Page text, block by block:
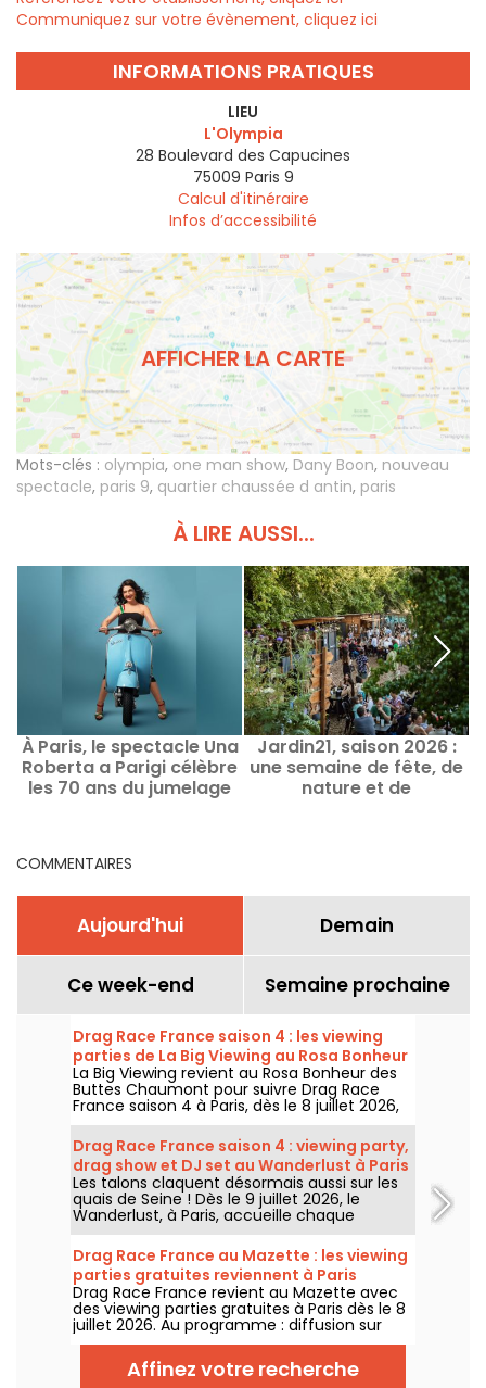
Communiquez sur votre évènement, cliquez ici
INFORMATIONS PRATIQUES
LIEU
L'Olympia
28 Boulevard des Capucines
75009 Paris 9
Calcul d'itinéraire
Infos d’accessibilité
AFFICHER LA CARTE
Mots-clés : olympia, one man show, Dany Boon, nouveau
spectacle, paris 9, quartier chaussée d antin, paris
À LIRE AUSSI...
À Paris, le spectacle Una
Roberta a Parigi célèbre
les 70 ans du jumelage
Jardin21, saison 2026 :
une semaine de fête, de
nature et de
COMMENTAIRES
Aujourd'hui Demain
Ce week-end Semaine prochaine
Drag Race France saison 4 : les viewing
parties de La Big Viewing au Rosa Bonheur
La Big Viewing revient au Rosa Bonheur des
Buttes Chaumont pour suivre Drag Race
France saison 4 à Paris, dès le 8 juillet 2026,
puis chaque soir de diffusion. Animée par La
Big Bertha, cette viewing party réunit
projection de l’épisode, performances drag,
quiz, invités et surprises.
Drag Race France saison 4 : viewing party,
drag show et DJ set au Wanderlust à Paris
Les talons claquent désormais aussi sur les
quais de Seine ! Dès le 9 juillet 2026, le
Wanderlust, à Paris, accueille chaque
semaine une viewing party de Drag Race
France saison 4, avec projection des
épisodes, drag shows et DJ sets jusqu'au
bout de la nuit.
Drag Race France au Mazette : les viewing
parties gratuites reviennent à Paris
Drag Race France revient au Mazette avec
des viewing parties gratuites à Paris dès le 8
juillet 2026. Au programme : diffusion sur
écran géant, shows drag, commentaires en
direct, guests queer et ambiance festive
chaque jeudi.Affinez votre recherche